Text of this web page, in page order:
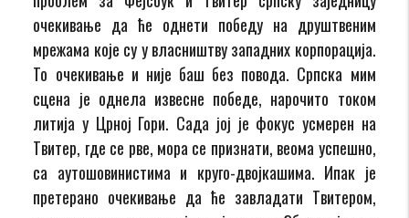
очекивање да ће однети победу на друштвеним
мрежама које су у власништву западних корпорација.
То очекивање и није баш без повода. Српска мим
сцена је однела извесне победе, нарочито током
литија у Црној Гори. Сада јој је фокус усмерен на
Твитер, где се рве, мора се признати, веома успешно,
са аутошовинистима и круго-двојкашима. Ипак је
претерано очекивање да ће завладати Твитером,